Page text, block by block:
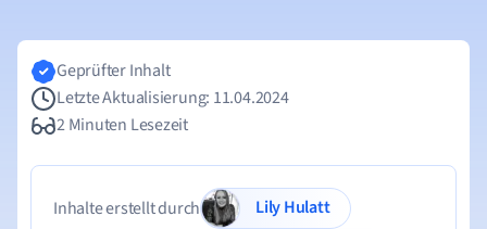
Geprüfter Inhalt
Letzte Aktualisierung: 11.04.2024
2 Minuten Lesezeit
Inhalte erstellt durch
Lily Hulatt